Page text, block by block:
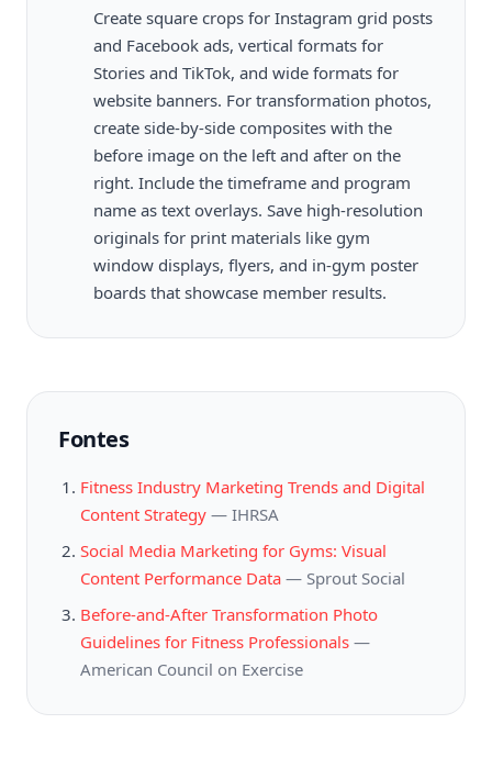
Create square crops for Instagram grid posts
and Facebook ads, vertical formats for
Stories and TikTok, and wide formats for
website banners. For transformation photos,
create side-by-side composites with the
before image on the left and after on the
right. Include the timeframe and program
name as text overlays. Save high-resolution
originals for print materials like gym
window displays, flyers, and in-gym poster
boards that showcase member results.
Fontes
Fitness Industry Marketing Trends and Digital
Content Strategy — IHRSA
Social Media Marketing for Gyms: Visual
Content Performance Data — Sprout Social
Before-and-After Transformation Photo
Guidelines for Fitness Professionals —
American Council on Exercise